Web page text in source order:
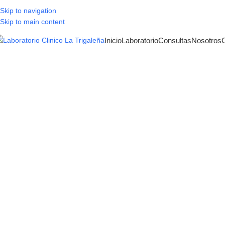
Skip to navigation
Skip to main content
InicioLaboratorioConsultasNosotros